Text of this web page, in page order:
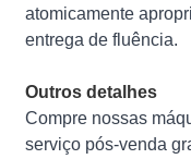
atomicamente
entrega de fluência.
Outros detalhes
Compre nossas
serviço pós-venda